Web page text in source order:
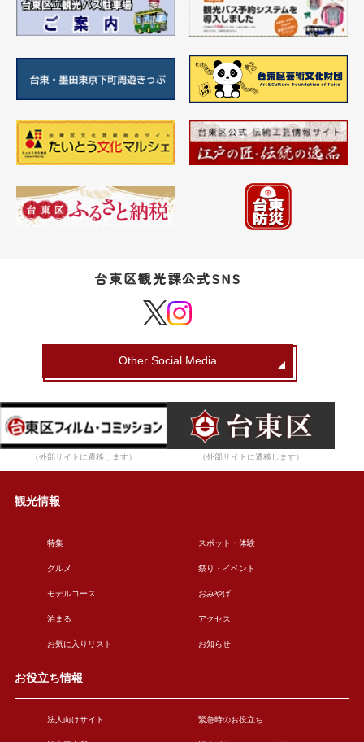
台東区観光課公式SNS
Other Social Media
（外部サイトに遷移します） （外部サイトに遷移します）
観光情報
特集 スポット・体験
グルメ 祭り・イベント
モデルコース おみやげ
泊まる アクセス
お気に入りリスト お知らせ
お役立ち情報
法人向けサイト 緊急時のお役立ち